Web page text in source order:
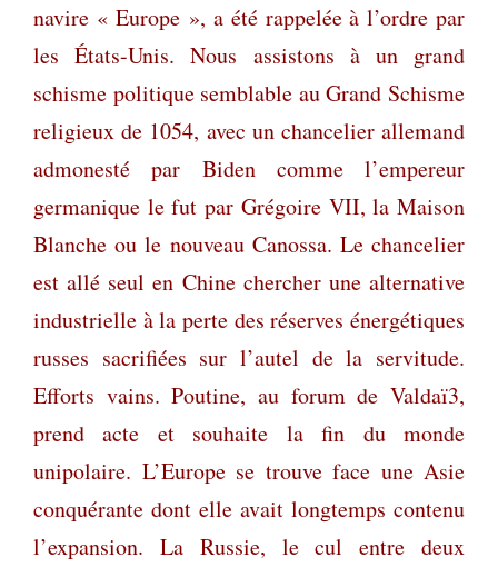
navire « Europe », a été rappelée à l’ordre par
les États-Unis. Nous assistons à un grand
schisme politique semblable au Grand Schisme
religieux de 1054, avec un chancelier allemand
admonesté par Biden comme l’empereur
germanique le fut par Grégoire VII, la Maison
Blanche ou le nouveau Canossa. Le chancelier
est allé seul en Chine chercher une alternative
industrielle à la perte des réserves énergétiques
russes sacrifiées sur l’autel de la servitude.
Efforts vains. Poutine, au forum de Valdaï3,
prend acte et souhaite la fin du monde
unipolaire. L’Europe se trouve face une Asie
conquérante dont elle avait longtemps contenu
l’expansion. La Russie, le cul entre deux